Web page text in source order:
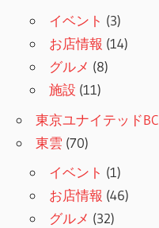
イベント (3)
お店情報 (14)
グルメ (8)
施設 (11)
東京ユナイテッドBC
東雲 (70)
イベント (1)
お店情報 (46)
グルメ (32)